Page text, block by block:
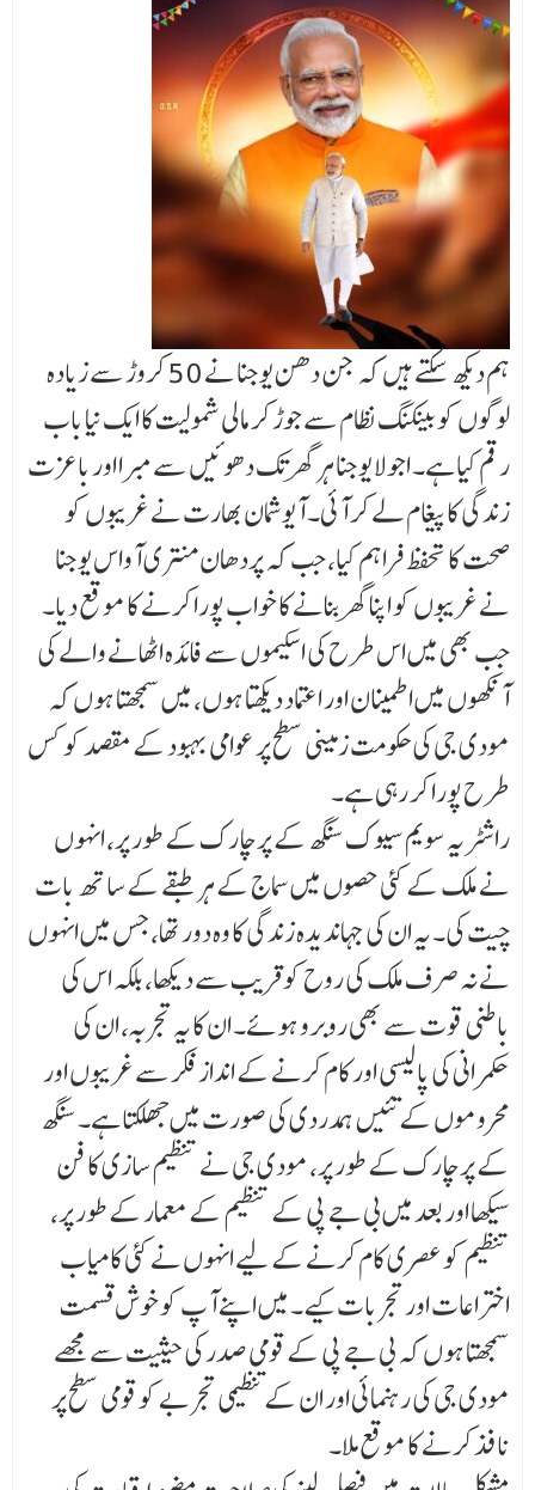
ہم دیکھ سکتے ہیں کہ جن دھن یوجنا نے 50 کروڑ سے زیادہ
لوگوں کو بینکنگ نظام سے جوڑ کر مالی شمولیت کا ایک نیا باب
رقم کیا ہے۔ اجولا یوجنا ہر گھر تک دھوئیں سے مبرا اور باعزت
زندگی کا پیغام لے کر آئی۔ آیوشمان بھارت نے غریبوں کو
صحت کا تحفظ فراہم کیا، جب کہ پردھان منتری آواس یوجنا
نے غریبوں کو اپنا گھر بنانے کا خواب پورا کرنے کا موقع دیا۔
جب بھی میں اس طرح کی اسکیموں سے فائدہ اٹھانے والے کی
آنکھوں میں اطمینان اور اعتماد دیکھتا ہوں، میں سمجھتا ہوں کہ
مودی جی کی حکومت زمینی سطح پر عوامی بہبود کے مقصد کو کس
طرح پورا کر رہی ہے۔
راشٹریہ سویم سیوک سنگھ کے پرچارک کے طور پر، انہوں
نے ملک کے کئی حصوں میں سماج کے ہر طبقے کے ساتھ بات
چیت کی۔ یہ ان کی جہاندیدہ زندگی کا وہ دور تھا، جس میں انہوں
نے نہ صرف ملک کی روح کو قریب سے دیکھا، بلکہ اس کی
باطنی قوت سے بھی روبرو ہوئے۔ ان کا یہ تجربہ، ان کی
حکمرانی کی پالیسی اور کام کرنے کے انداز فکر سے غریبوں اور
محروموں کے تئیں ہمدردی کی صورت میں جھلکتا ہے۔ سنگھ
کے پرچارک کے طور پر، مودی جی نے تنظیم سازی کا فن
سیکھا اور بعد میں بی جے پی کے تنظیم کے معمار کے طور پر،
تنظیم کو عصری کام کرنے کے لیے انہوں نے کئی کامیاب
اختراعات اور تجربات کیے۔ میں اپنے آپ کو خوش قسمت
سمجھتا ہوں کہ بی جے پی کے قومی صدر کی حیثیت سے مجھے
مودی جی کی رہنمائی اور ان کے تنظیمی تجربے کو قومی سطح پر
نافذ کرنے کا موقع ملا۔